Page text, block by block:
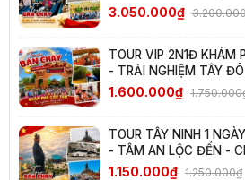
3.050.000₫
TOUR VIP 2N1Đ KHÁM
- TRẢI NGHIỆM TÂY
1.600.000₫
TOUR TÂY NINH 1
- TÂM AN LỘC ĐẾN -
NAM BỘ
1.150.000₫ 1.250.000₫